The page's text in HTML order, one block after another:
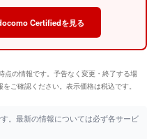
Certifiedを見る
の情報です。予告なく変更・終了する場
ご確認ください。表示価格は税込です。
。最新の情報については必ず各サービ